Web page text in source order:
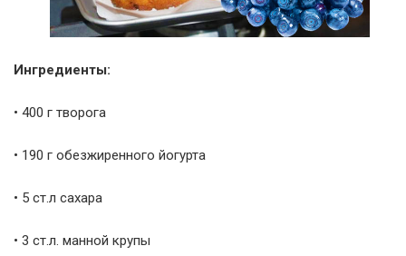
Ингредиенты:
• 400 г творога
• 190 г обезжиренного йогурта
• 5 ст.л сахара
• 3 ст.л. манной крупы